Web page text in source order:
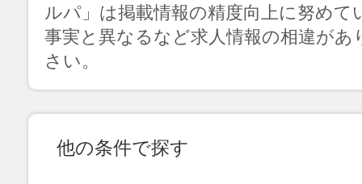
ルパ」は掲載情報の精度向上に努めて
事実と異なるなど求人情報の相違が
さい。
他の条件で探す